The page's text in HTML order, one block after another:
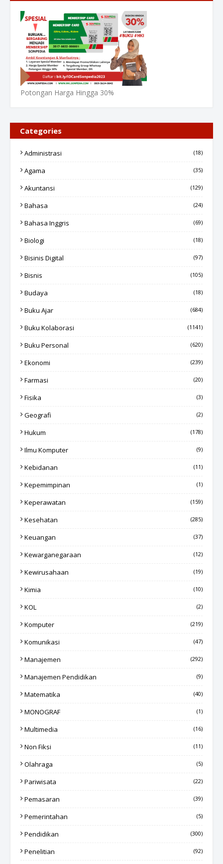
Potongan Harga Hingga 30%
Categories
Administrasi (18)
Agama (35)
Akuntansi (129)
Bahasa (24)
Bahasa Inggris (69)
Biologi (18)
Bisinis Digital (97)
Bisnis (105)
Budaya (18)
Buku Ajar (684)
Buku Kolaborasi (1141)
Buku Personal (620)
Ekonomi (239)
Farmasi (20)
Fisika (3)
Geografi (2)
Hukum (178)
Ilmu Komputer (9)
Kebidanan (11)
Kepemimpinan (1)
Keperawatan (159)
Kesehatan (285)
Keuangan (37)
Kewarganegaraan (12)
Kewirusahaan (19)
Kimia (10)
KOL (2)
Komputer (219)
Komunikasi (47)
Manajemen (292)
Manajemen Pendidikan (9)
Matematika (40)
MONOGRAF (1)
Multimedia (16)
Non Fiksi (11)
Olahraga (5)
Pariwisata (22)
Pemasaran (39)
Pemerintahan (5)
Pendidikan (300)
Penelitian (92)